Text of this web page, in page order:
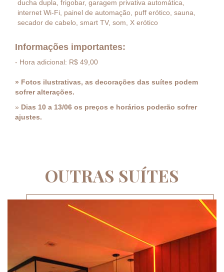
ducha dupla, frigobar, garagem privativa automática,
internet Wi-Fi, painel de automação, puff erótico, sauna,
secador de cabelo, smart TV, som, X erótico
Informações importantes:
- Hora adicional: R$ 49,00
» Fotos ilustrativas, as decorações das suítes podem
sofrer alterações.
» Dias 10 a 13/06 os preços e horários poderão sofrer
ajustes.
OUTRAS SUÍTES